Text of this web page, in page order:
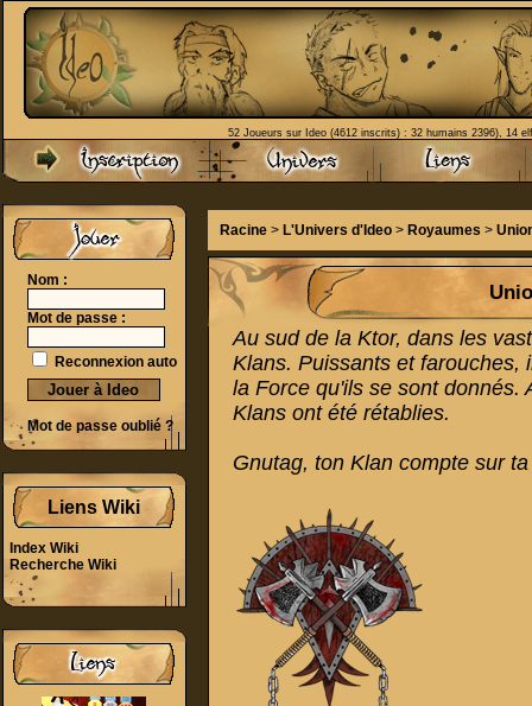
52 Joueurs sur Ideo (4612 inscrits) : 32 humains 2396), 14
Nom :
Mot de passe :
Reconnexion auto
Mot de passe oublié ?
Liens Wiki
Index Wiki
Recherche Wiki
Racine> L'Univers d'Ideo> Royaumes >
Au sud de la Ktor, dans les
Klans. Puissants et farouches,
la Force qu'ils se sont donnés.
Klans ont été rétablies.
Gnutag, ton Klan compte sur